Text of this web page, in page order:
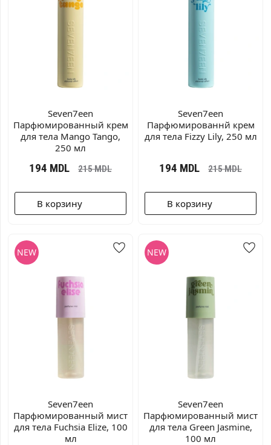
Seven7een
Парфюмированный крем
для тела Mango Tango,
250 мл
194 MDL 215MDL
В корзину
Seven7een
Парфюмированнй крем
для тела Fizzy Lily, 250 мл
194 MDL 215MDL
В корзину
Seven7een
Парфюмированный мист
для тела Fuchsia Elize, 100
мл
Seven7een
Парфюмированный мист
для тела Green Jasmine,
100 мл